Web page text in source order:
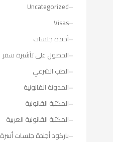
Uncategorized
Visas
أجندة جلسات
الحصول على تأشيرة سفر
الطب الشرعي
المدونة القانونية
المكتبة القانونية
المكتبة القانونية العربية
باركود أجندة جلسات أسرة